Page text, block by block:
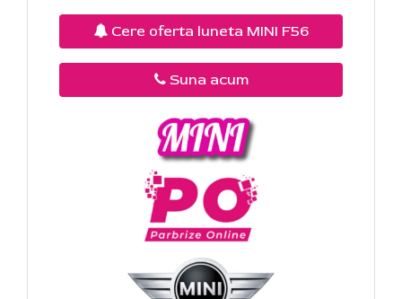
Cere oferta luneta MINI F56
Suna acum